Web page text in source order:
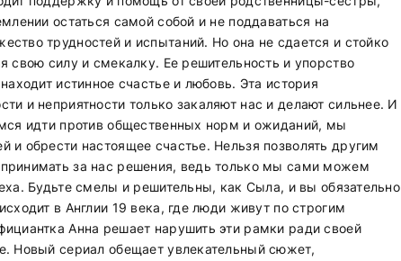
остаться самой собой и не поддаваться на
трудностей и испытаний. Но она не сдается и стойко
свою силу и смекалку. Ее решительность и упорство
истинное счастье и любовь. Эта история
и неприятности только закаляют нас и делают сильнее. И
идти против общественных норм и ожиданий, мы
и обрести настоящее счастье. Нельзя позволять другим
за нас решения, ведь только мы сами можем
Будьте смелы и решительны, как Сыла, и вы обязательно
в Англии 19 века, где люди живут по строгим
Анна решает нарушить эти рамки ради своей
Новый сериал обещает увлекательный сюжет,